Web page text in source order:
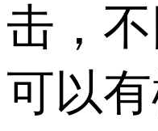
击，
可以